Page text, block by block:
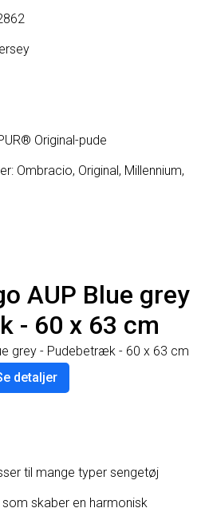
Original-pude
Ombracio, Original, Millennium,
AUP Blue grey
- 60 x 63 cm
til mange typer sengetøj
skaber en harmonisk
detaljer